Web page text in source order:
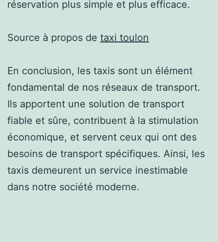
réservation plus simple et plus efficace.
Source à propos de taxi toulon
En conclusion, les taxis sont un élément
fondamental de nos réseaux de transport.
Ils apportent une solution de transport
fiable et sûre, contribuent à la stimulation
économique, et servent ceux qui ont des
besoins de transport spécifiques. Ainsi, les
taxis demeurent un service inestimable
dans notre société moderne.